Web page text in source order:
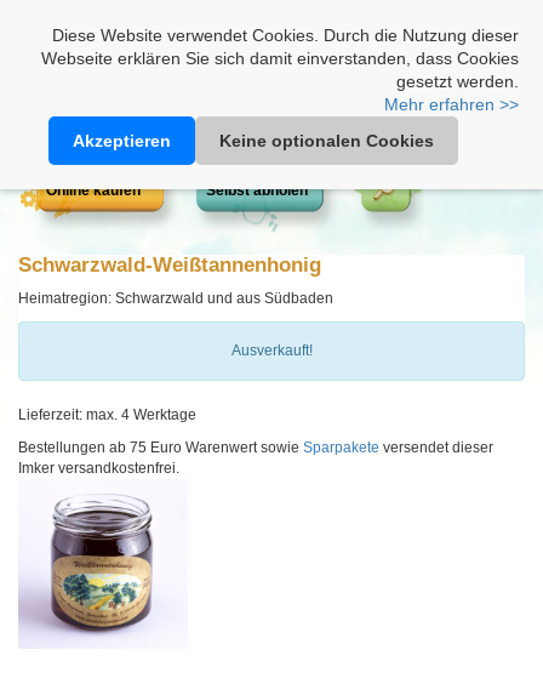
Diese Website verwendet Cookies. Durch die Nutzung dieser
Webseite erklären Sie sich damit einverstanden, dass Cookies
gesetzt werden.
Mehr erfahren >>
Akzeptieren
Keine optionalen Cookies
Online kaufen Selbst abholen
Schwarzwald-Weißtannenhonig
Heimatregion: Schwarzwald und aus Südbaden
Ausverkauft!
Lieferzeit: max. 4 Werktage
Bestellungen ab 75 Euro Warenwert sowie Sparpakete versendet dieser
Imker versandkostenfrei.